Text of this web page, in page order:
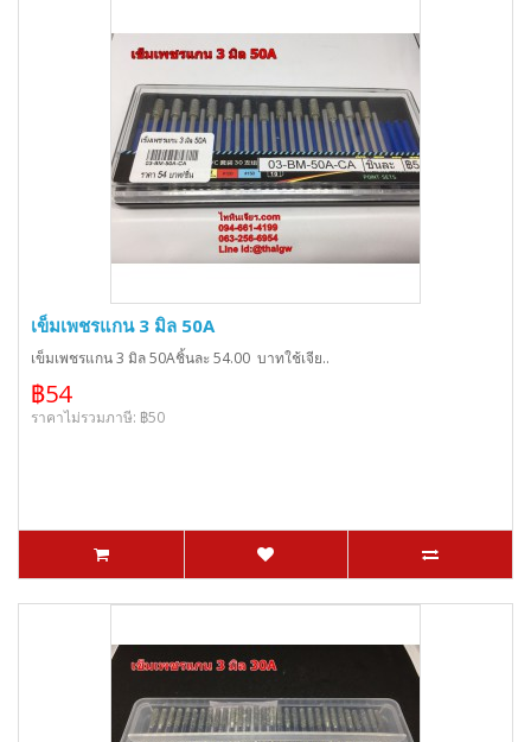
เข็มเพชรแกน 3 มิล 50A
เข็มเพชรแกน 3 มิล 50Aชิ้นละ 54.00 บาทใช้เจีย..
฿54
ราคาไม่รวมภาษี: ฿50